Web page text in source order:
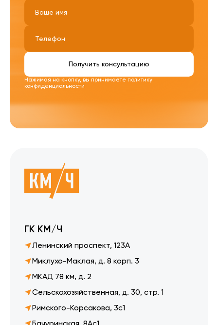
Нажимая на кнопку, вы принимаете политику
конфиденциальности
Получить консультацию
ГК КМ/Ч
Ленинский проспект, 123А
Миклухо-Маклая, д. 8 корп. 3
МКАД 78 км, д. 2
Сельскохозяйственная, д. 30, стр. 1
Римского-Корсакова, 3с1